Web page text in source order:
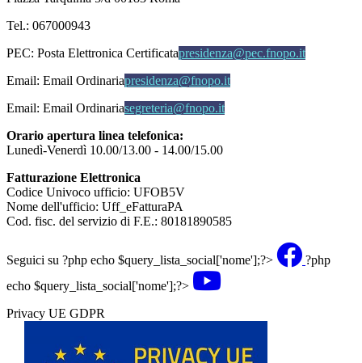
Tel.: 067000943
PEC: Posta Elettronica Certificatapresidenza@pec.fnopo.it
Email: Email Ordinariapresidenza@fnopo.it
Email: Email Ordinariasegreteria@fnopo.it
Orario apertura linea telefonica:
Lunedì-Venerdì 10.00/13.00 - 14.00/15.00
Fatturazione Elettronica
Codice Univoco ufficio: UFOB5V
Nome dell'ufficio: Uff_eFatturaPA
Cod. fisc. del servizio di F.E.: 80181890585
Seguici su ?php echo $query_lista_social['nome'];?>
?php
echo $query_lista_social['nome'];?>
Privacy UE GDPR